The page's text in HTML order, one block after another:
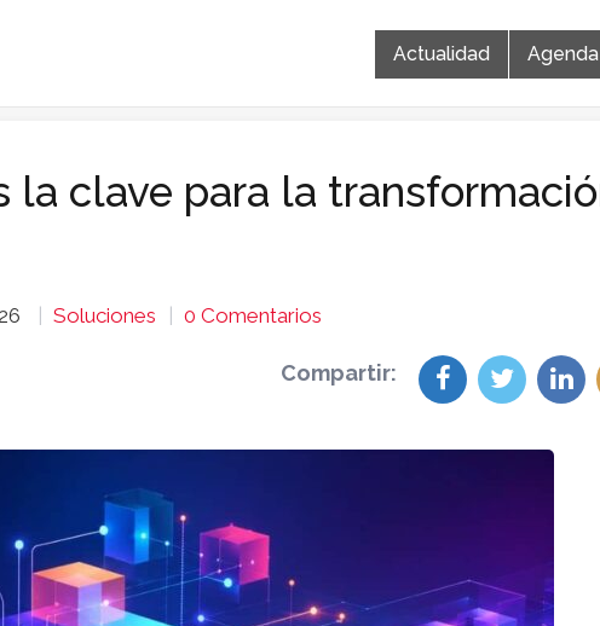
Actualidad Agenda
la clave para la
Soluciones 0 Comentarios
Compartir: